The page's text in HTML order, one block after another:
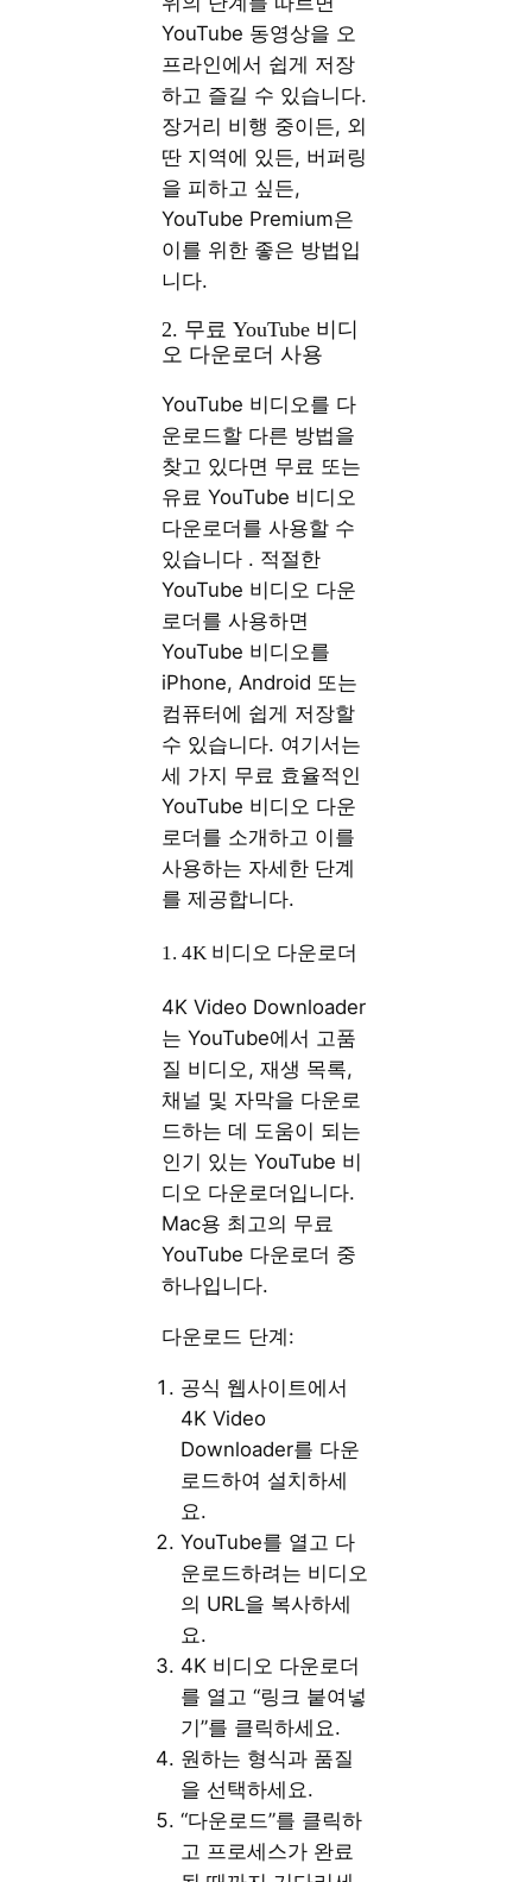
YouTube 동영상을 오
프라인에서 쉽게 저장
하고 즐길 수 있습니다.
장거리 비행 중이든, 외
딴 지역에 있든, 버퍼링
을 피하고 싶든,
YouTube Premium은
이를 위한 좋은 방법입
니다.
2. 무료 YouTube 비디
오 다운로더 사용
YouTube 비디오를 다
운로드할 다른 방법을
찾고 있다면 무료 또는
유료 YouTube 비디오
다운로더를 사용할 수
있습니다 . 적절한
YouTube 비디오 다운
로더를 사용하면
YouTube 비디오를
iPhone, Android 또는
컴퓨터에 쉽게 저장할
수 있습니다. 여기서는
세 가지 무료 효율적인
YouTube 비디오 다운
로더를 소개하고 이를
사용하는 자세한 단계
를 제공합니다.
1. 4K 비디오 다운로더
4K Video Downloader
는 YouTube에서 고품
질 비디오, 재생 목록,
채널 및 자막을 다운로
드하는 데 도움이 되는
인기 있는 YouTube 비
디오 다운로더입니다.
Mac용 최고의 무료
YouTube 다운로더 중
하나입니다.
다운로드 단계:
공식 웹사이트에서
4K Video
Downloader를 다운
로드하여 설치하세
요.
YouTube를 열고 다
운로드하려는 비디오
의 URL을 복사하세
요.
4K 비디오 다운로더
를 열고 “링크 붙여넣
기”를 클릭하세요.
원하는 형식과 품질
을 선택하세요.
“다운로드”를 클릭하
고 프로세스가 완료